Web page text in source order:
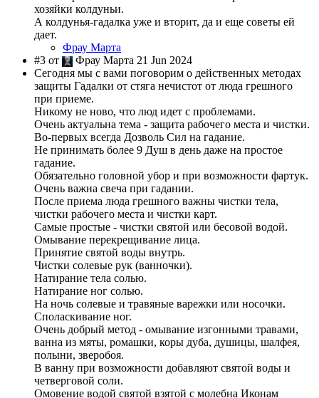
хозяйки колдуньи.
А колдунья-гадалка уже и вторит, да и еще советы ей
дает.
Фрау Марта
#3 от
Фрау Марта 21 Jun 2024
Сегодня мы с вами поговорим о действенных методах
защиты Гадалки от стяга нечистот от люда грешного
при приеме.
Никому не ново, что люд идет с проблемами.
Очень актуальна тема - защита рабочего места и чистки.
Во-первых всегда Дозволь Сил на гадание.
Не принимать более 9 Душ в день даже на простое
гадание.
Обязательно головной убор и при возможности фартук.
Очень важна свеча при гадании.
После приема люда грешного важны чистки тела,
чистки рабочего места и чистки карт.
Самые простые - чистки святой или бесовой водой.
Омывание перекрещивание лица.
Принятие святой воды внутрь.
Чистки солевые рук (ванночки).
Натирание тела солью.
Натирание ног солью.
На ночь солевые и травяные варежки или носочки.
Споласкивание ног.
Очень добрый метод - омывание изгонными травами,
ванна из мяты, ромашки, коры дуба, душицы, шалфея,
полыни, зверобоя.
В ванну при возможности добавляют святой воды и
четверговой соли.
Омовение водой святой взятой с молебна Иконам